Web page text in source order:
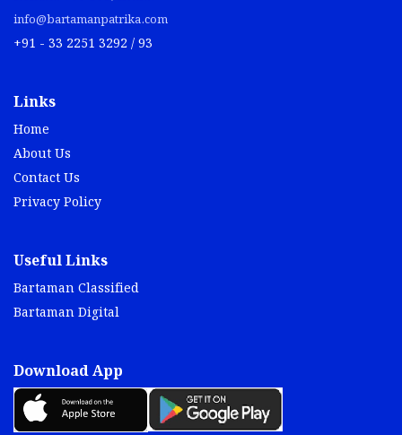
info@bartamanpatrika.com
+91 - 33 2251 3292 / 93
Links
Home
About Us
Contact Us
Privacy Policy
Useful Links
Bartaman Classified
Bartaman Digital
Download App